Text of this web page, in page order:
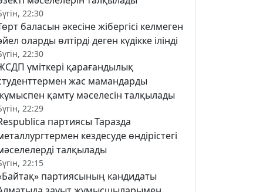
22:30
баласын әкесіне жібергісі келмеген
оларды өлтірді деген күдікке ілінді
22:30
үміткері қарағандылық
жас мамандарды
қамту мәселесін талқылады
22:29
партиясы Таразда
кездесуде өндірістегі
талқылады
22:15
партиясының кандидаты